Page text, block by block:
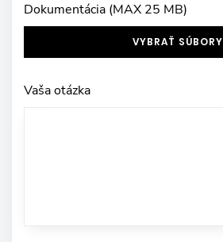
Dokumentácia (MAX 25 MB)
VYBRAŤ SÚBORY
Vaša otázka